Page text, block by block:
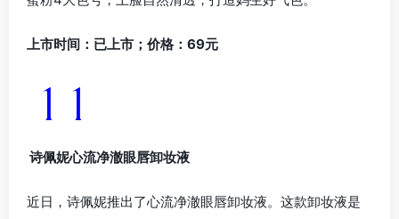
上市时间：已上市；价格：69元
诗佩妮心流净澈眼唇卸妆液
近日，诗佩妮推出了心流净澈眼唇卸妆液。这款卸妆液是